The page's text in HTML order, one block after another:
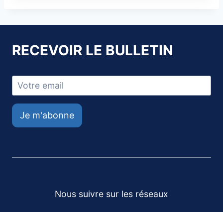
RECEVOIR LE BULLETIN
Je m'abonne
Nous suivre sur les réseaux